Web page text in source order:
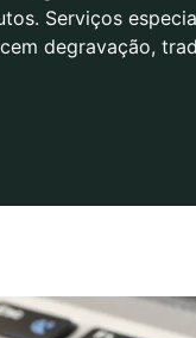
Serviços
degravação,